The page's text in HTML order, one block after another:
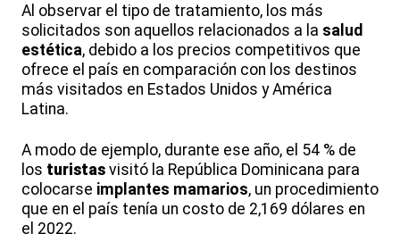
Al observar el tipo de tratamiento, los más
solicitados son aquellos relacionados a la salud
estética, debido a los precios competitivos que
ofrece el país en comparación con los destinos
más visitados en Estados Unidos y América
Latina.
A modo de ejemplo, durante ese año, el 54 % de
los turistas visitó la República Dominicana para
colocarse implantes mamarios, un procedimiento
que en el país tenía un costo de 2,169 dólares en
el 2022.